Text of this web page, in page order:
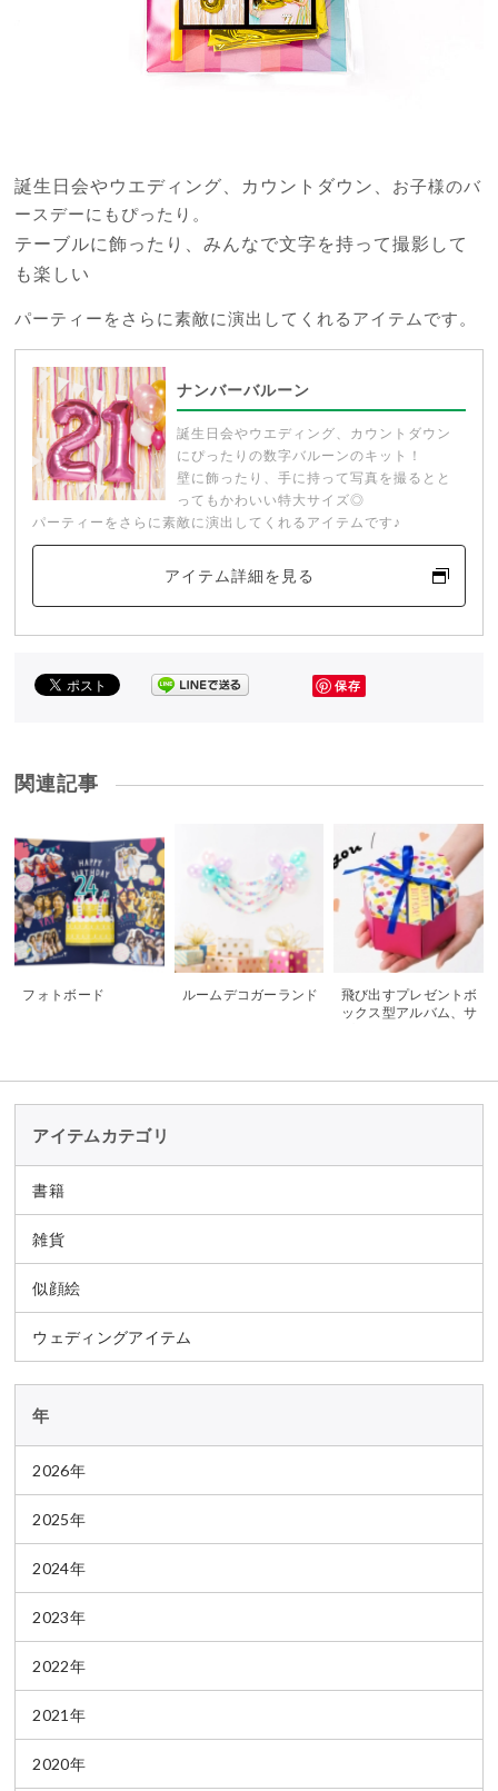
誕生日会やウエディング、カウントダウン、 お子様のバ
ースデーにもぴったり。
テーブルに飾ったり、みんなで文字を持って撮影して
も楽しい
パーティーをさらに素敵に演出してくれるアイテムです。
ナンバーバルーン
誕生日会やウエディング、カウントダウン
にぴったりの数字バルーンのキット！
壁に飾ったり、手に持って写真を撮るとと
ってもかわいい特大サイズ◎
パーティーをさらに素敵に演出してくれるアイテムです♪
アイテム詳細を見る
保存
関連記事
フォトボード ルームデコガーランド
飛び出すプレゼントボ
ックス型アルバム、サ
アイテムカテゴリ
書籍
雑貨
似顔絵
ウェディングアイテム
年
2026年
2025年
2024年
2023年
2022年
2021年
2020年